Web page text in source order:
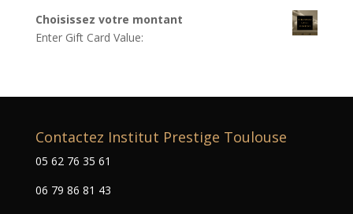
Choisissez votre montant
Enter Gift Card Value:
Contactez Institut Prestige Toulouse
05 62 76 35 61
06 79 86 81 43